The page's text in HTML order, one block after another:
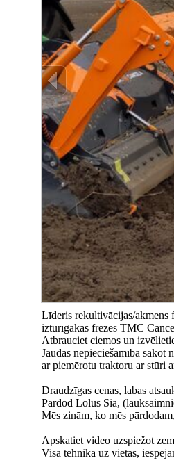
Līderis rekultivācijas/akmens
izturīgākās frēzes TMC
Atbrauciet ciemos un
Jaudas nepieciešamība
ar piemērotu traktoru ar stūri
Draudzīgas cenas, labas
Pārdod Lolus Sia,
Mēs zinām, ko mēs
Apskatiet video uzspiežot
Visa tehnika uz vietas,